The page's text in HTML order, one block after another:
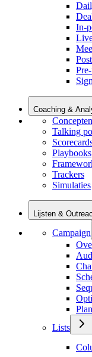
In-
Coaching &
Concepten
Talking
Playbooks
Trackers
Simulaties
Lijsten &
Campaign
Lists